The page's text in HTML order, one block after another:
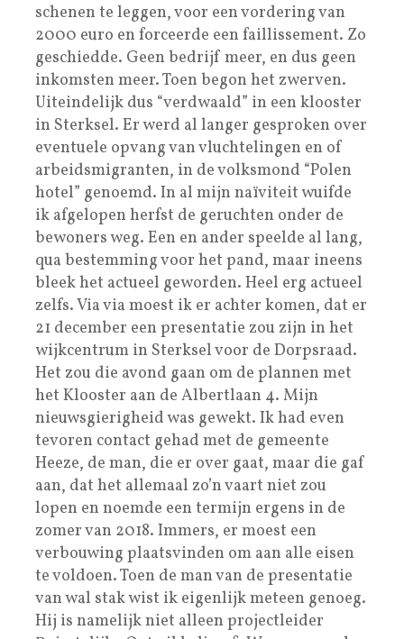
schenen te leggen, voor een vordering van
2000 euro en forceerde een faillissement. Zo
geschiedde. Geen bedrijf meer, en dus geen
inkomsten meer. Toen begon het zwerven.
Uiteindelijk dus “verdwaald” in een klooster
in Sterksel. Er werd al langer gesproken over
eventuele opvang van vluchtelingen en of
arbeidsmigranten, in de volksmond “Polen
hotel” genoemd. In al mijn naïviteit wuifde
ik afgelopen herfst de geruchten onder de
bewoners weg. Een en ander speelde al lang,
qua bestemming voor het pand, maar ineens
bleek het actueel geworden. Heel erg actueel
zelfs. Via via moest ik er achter komen, dat er
21 december een presentatie zou zijn in het
wijkcentrum in Sterksel voor de Dorpsraad.
Het zou die avond gaan om de plannen met
het Klooster aan de Albertlaan 4. Mijn
nieuwsgierigheid was gewekt. Ik had even
tevoren contact gehad met de gemeente
Heeze, de man, die er over gaat, maar die gaf
aan, dat het allemaal zo’n vaart niet zou
lopen en noemde een termijn ergens in de
zomer van 2018. Immers, er moest een
verbouwing plaatsvinden om aan alle eisen
te voldoen. Toen de man van de presentatie
van wal stak wist ik eigenlijk meteen genoeg.
Hij is namelijk niet alleen projectleider